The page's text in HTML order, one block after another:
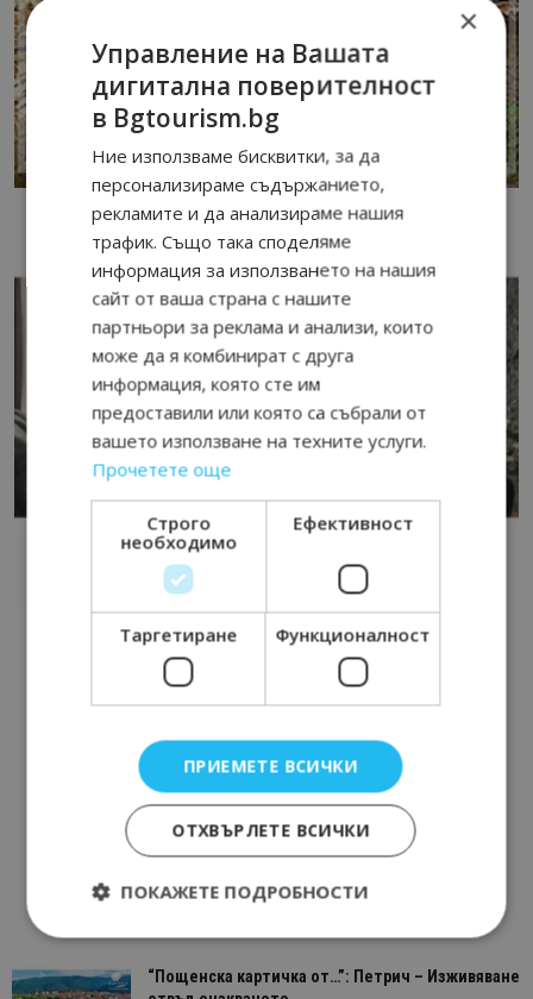
“Пощенска картичка от…”: Петрич – Изживяване
×
Управление на Вашата
дигитална поверителност
в Bgtourism.bg
Ние използваме бисквитки, за да
персонализираме съдържанието,
рекламите и да анализираме нашия
трафик. Също така споделяме
информация за използването на нашия
сайт от ваша страна с нашите
партньори за реклама и анализи, които
може да я комбинират с друга
информация, която сте им
предоставили или която са събрали от
вашето използване на техните услуги.
Прочетете още
Строго
необходимо
Ефективност
Таргетиране Функционалност
ПРИЕМЕТЕ ВСИЧКИ
ОТХВЪРЛЕТЕ ВСИЧКИ
ПОКАЖЕТЕ ПОДРОБНОСТИ
Строго необходимо
Ефективност